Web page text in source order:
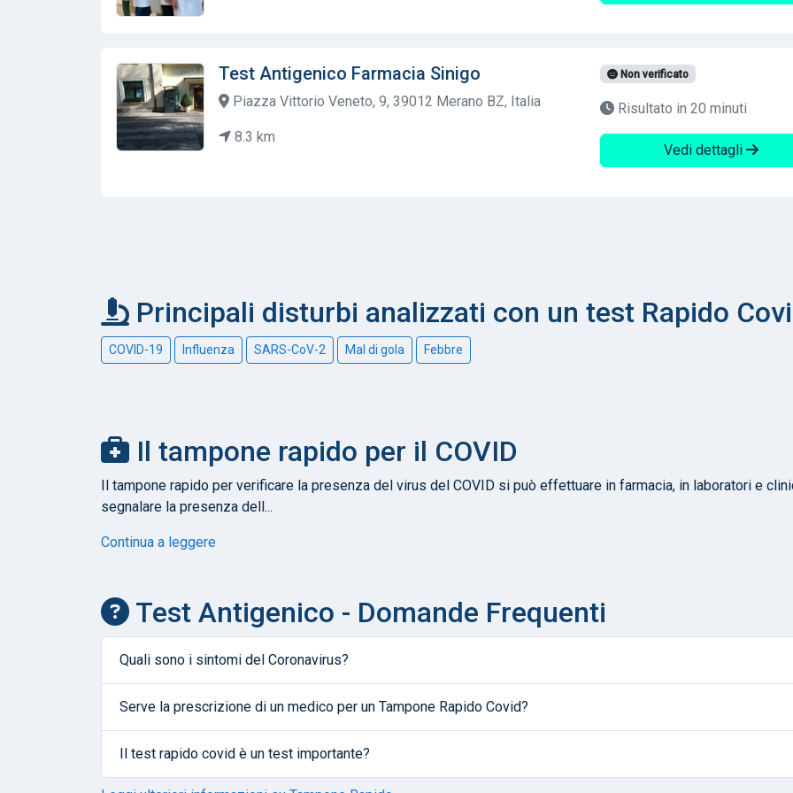
Test Antigenico Farmacia Sinigo
Piazza Vittorio Veneto, 9, 39012 Merano BZ, Italia
8.3 km
Non verificato
Risultato in 20 minuti
Vedi dettagli
Principali disturbi analizzati con un test Rapido
COVID-19 Influenza SARS-CoV-2 Mal di gola Febbre
Il tampone rapido per il COVID
Il tampone rapido per verificare la presenza del virus del COVID si può effettuare in farmacia, in laboratori e
segnalare la presenza dell...
Continua a leggere
Test Antigenico - Domande Frequenti
Quali sono i sintomi del Coronavirus?
Serve la prescrizione di un medico per un Tampone Rapido Covid?
Il test rapido covid è un test importante?